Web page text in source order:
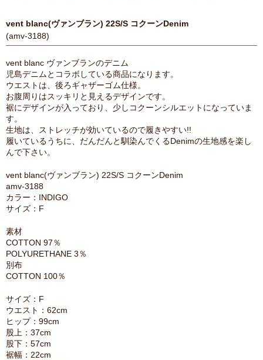
vent blanc(ヴァンブラン) 22S/S コクーンDenim
(amv-3188)
vent blanc ヴァンブランのデニム
児島デニムとコラボしている商品になります。
ウエストは、後ろギャザーゴム仕様。
お腹周りはスッキリと見えるデザインです。
裾にデザインが入っており、少しコクーンシルエットになっていま
す。
生地は、ストレッチが効いているので履きやすい!!
履いているうちに、だんだんと馴染んでくるDenimの生地感を楽し
んで下さい。
vent blanc(ヴァンブラン) 22S/S コクーンDenim
amv-3188
カラー：INDIGO
サイズ：F
素材
COTTON 97％
POLYURETHANE 3％
別布
COTTON 100％
サイズ：F
ウエスト：62cm
ヒップ：99cm
股上：37cm
股下：57cm
裾幅：22cm